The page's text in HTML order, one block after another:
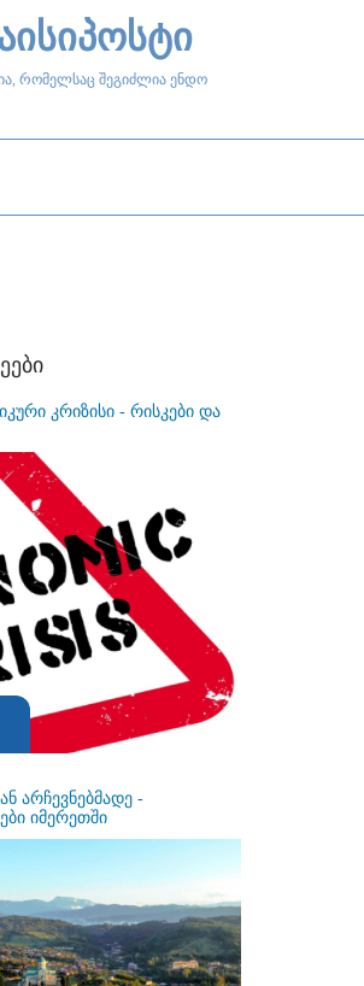
რომელსაც შეგიძლია ენდო
კრიზისი - რისკები და
არჩევნებმადე -
იმერეთში